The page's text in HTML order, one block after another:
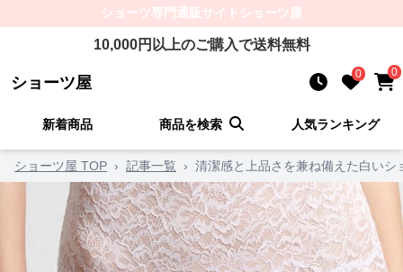
ショーツ専門通販サイト ショーツ屋
10,000円以上のご購入で送料無料
ショーツ屋 0 0
新着商品 商品を検索 人気ランキング
ショーツ屋 TOP › 記事一覧 › 清潔感と上品さを兼ね備えた白い